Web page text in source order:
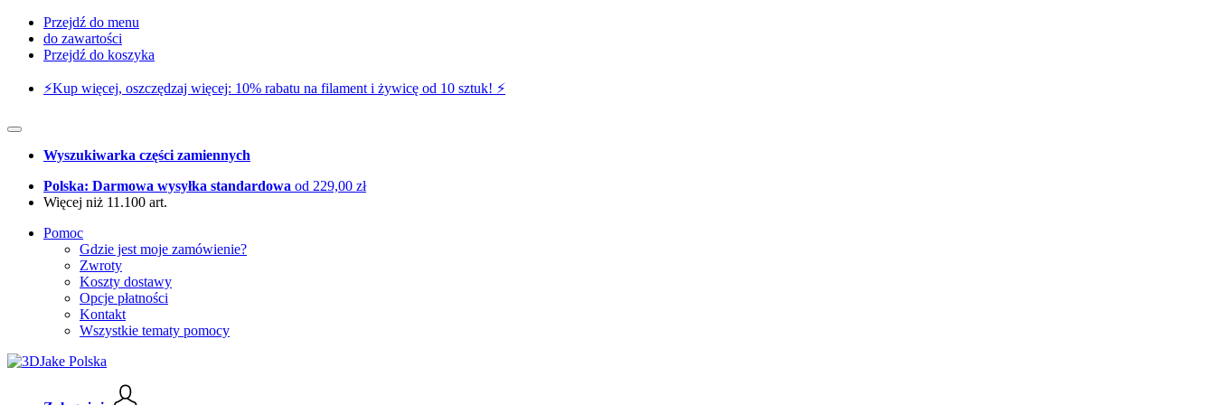
Przejdź do menu
do zawartości
Przejdź do koszyka
⚡️Kup więcej, oszczędzaj więcej: 10% rabatu na filament i żywicę od 10 sztuk! ⚡️
Wyszukiwarka części zamiennych
Polska: Darmowa wysyłka standardowa od 229,00 zł
Więcej niż 11.100 art.
Pomoc
Gdzie jest moje zamówienie?
Zwroty
Koszty dostawy
Opcje płatności
Kontakt
Wszystkie tematy pomocy